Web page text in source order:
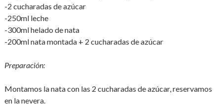
-2 cucharadas de azúcar
-250ml leche
-300ml helado de nata
-200ml nata montada + 2 cucharadas de azúcar
Preparación:
Montamos la nata con las 2 cucharadas de azúcar, reservamos
en la nevera.